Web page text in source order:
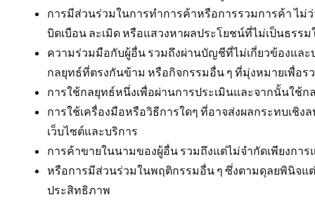
การมีส่วนร่วมในการทำการค้าหรือการรวมการค้า ไ
บิดเบือน ละเมิด หรือแสวงหาผลประโยชน์ที่ไม่เป็นธรร
ความร่วมมือกับผู้อื่น รวมถึงผ่านบัญชีที่ไม่เกี่ยวข้องแล
กลยุทธ์ที่ตรงกันข้าม หรือกิจกรรมอื่น ๆ ที่มุ่งหมายเพื่อ
การใช้กลยุทธ์หนึ่งเพื่อผ่านการประเมินและจากนั้นใช้
การใช้เครื่องมือหรือวิธีการใดๆ ที่อาจส่งผลกระทบเชิ
เว็บไซต์และบริการ
การค้าขายในนามของผู้อื่น รวมถึงแต่ไม่จำกัดเพียงกา
หรือการมีส่วนร่วมในพฤติกรรมอื่น ๆ ซึ่งตามดุลยพินิจแ
ประสิทธิภาพ